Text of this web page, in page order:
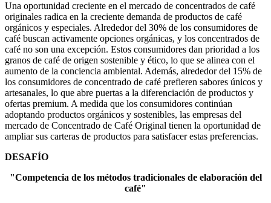
Una oportunidad creciente en el mercado de concentrados de café
originales radica en la creciente demanda de productos de café
orgánicos y especiales. Alrededor del 30% de los consumidores de
café buscan activamente opciones orgánicas, y los concentrados de
café no son una excepción. Estos consumidores dan prioridad a los
granos de café de origen sostenible y ético, lo que se alinea con el
aumento de la conciencia ambiental. Además, alrededor del 15% de
los consumidores de concentrado de café prefieren sabores únicos y
artesanales, lo que abre puertas a la diferenciación de productos y
ofertas premium. A medida que los consumidores continúan
adoptando productos orgánicos y sostenibles, las empresas del
mercado de Concentrado de Café Original tienen la oportunidad de
ampliar sus carteras de productos para satisfacer estas preferencias.
DESAFÍO
"Competencia de los métodos tradicionales de elaboración del
café"